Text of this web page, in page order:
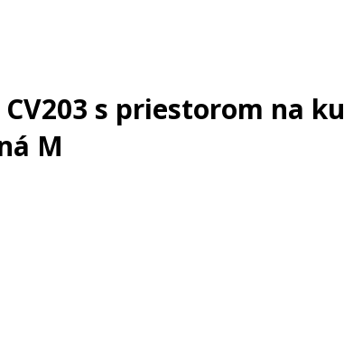
s priestorom na
M